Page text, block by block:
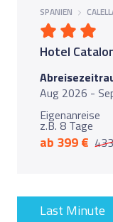
SPANIEN
Hotel
Aug 2026 -
Eigenanreise
z.B. 8 Tage
ab 399 €
Last Minute